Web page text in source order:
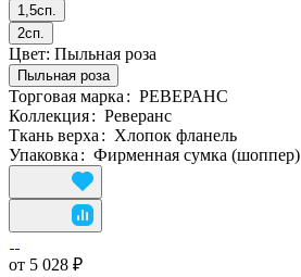
1,5сп.
2сп.
Цвет: Пыльная роза
Пыльная роза
Торговая марка : РЕВЕРАНС
Коллекция: Реверанс
Ткань верха : Хлопок фланель
Упаковка : Фирменная сумка (шоппер)
от 5 028 ₽